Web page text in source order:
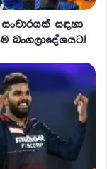
සඳහා
බංගලාදේශයට.!